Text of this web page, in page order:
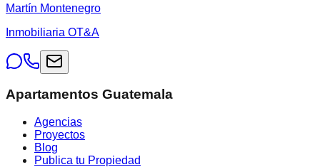
Martín Montenegro
Inmobiliaria OT&A
Apartamentos Guatemala
Agencias
Proyectos
Blog
Publica tu Propiedad